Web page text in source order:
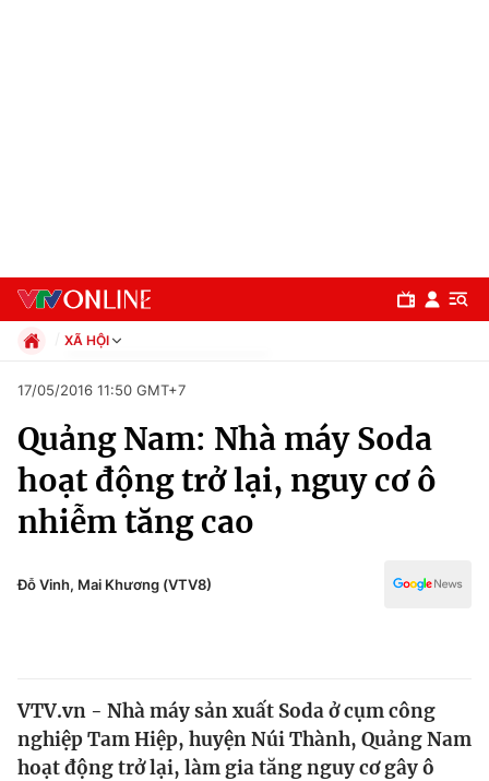
Chuyên mục
Chính trị
Thế giới
XÃ HỘI
Xã hội
Pháp luật
Kinh tế
Thể thao
Truyền hình
Văn hóa - Giải trí
17/05/2016 11:50 GMT+7
Quảng Nam: Nhà máy Soda
hoạt động trở lại, nguy cơ ô
nhiễm tăng cao
Đỗ Vinh, Mai Khương (VTV8)
VTV.vn - Nhà máy sản xuất Soda ở cụm công
nghiệp Tam Hiệp, huyện Núi Thành, Quảng Nam
hoạt động trở lại, làm gia tăng nguy cơ gây ô